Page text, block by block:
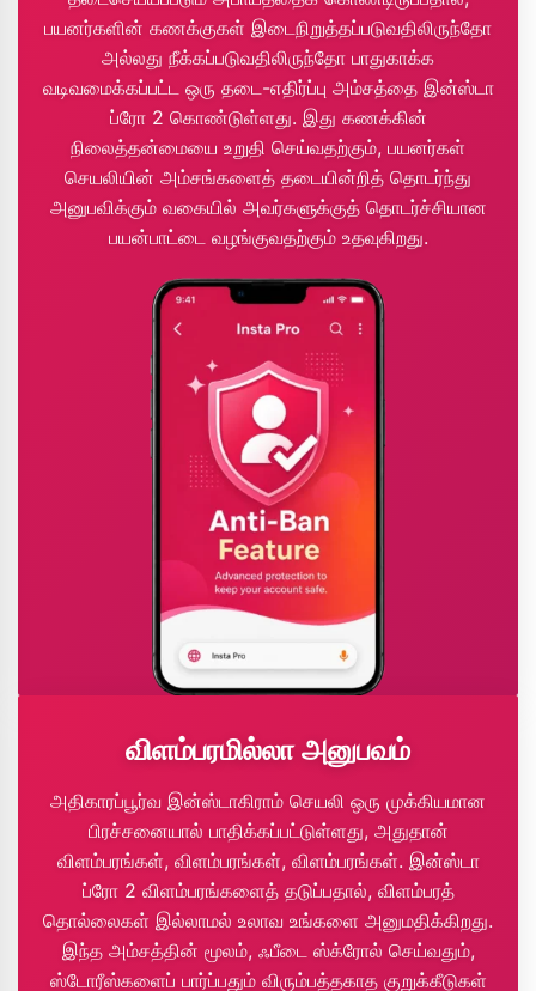
பயனர்களின் கணக்குகள் இடைநிறுத்தப்படுவதிலிருந்தோ
அல்லது நீக்கப்படுவதிலிருந்தோ பாதுகாக்க
வடிவமைக்கப்பட்ட ஒரு தடை-எதிர்ப்பு அம்சத்தை இன்ஸ்டா
ப்ரோ 2 கொண்டுள்ளது. இது கணக்கின்
நிலைத்தன்மையை உறுதி செய்வதற்கும், பயனர்கள்
செயலியின் அம்சங்களைத் தடையின்றித் தொடர்ந்து
அனுபவிக்கும் வகையில் அவர்களுக்குத் தொடர்ச்சியான
பயன்பாட்டை வழங்குவதற்கும் உதவுகிறது.
விளம்பரமில்லா அனுபவம்
அதிகாரப்பூர்வ இன்ஸ்டாகிராம் செயலி ஒரு முக்கியமான
பிரச்சனையால் பாதிக்கப்பட்டுள்ளது, அதுதான்
விளம்பரங்கள், விளம்பரங்கள், விளம்பரங்கள். இன்ஸ்டா
ப்ரோ 2 விளம்பரங்களைத் தடுப்பதால், விளம்பரத்
தொல்லைகள் இல்லாமல் உலாவ உங்களை அனுமதிக்கிறது.
இந்த அம்சத்தின் மூலம், ஃபீடை ஸ்க்ரோல் செய்வதும்,
ஸ்டோரீஸ்களைப் பார்ப்பதும் விரும்பத்தகாத குறுக்கீடுகள்